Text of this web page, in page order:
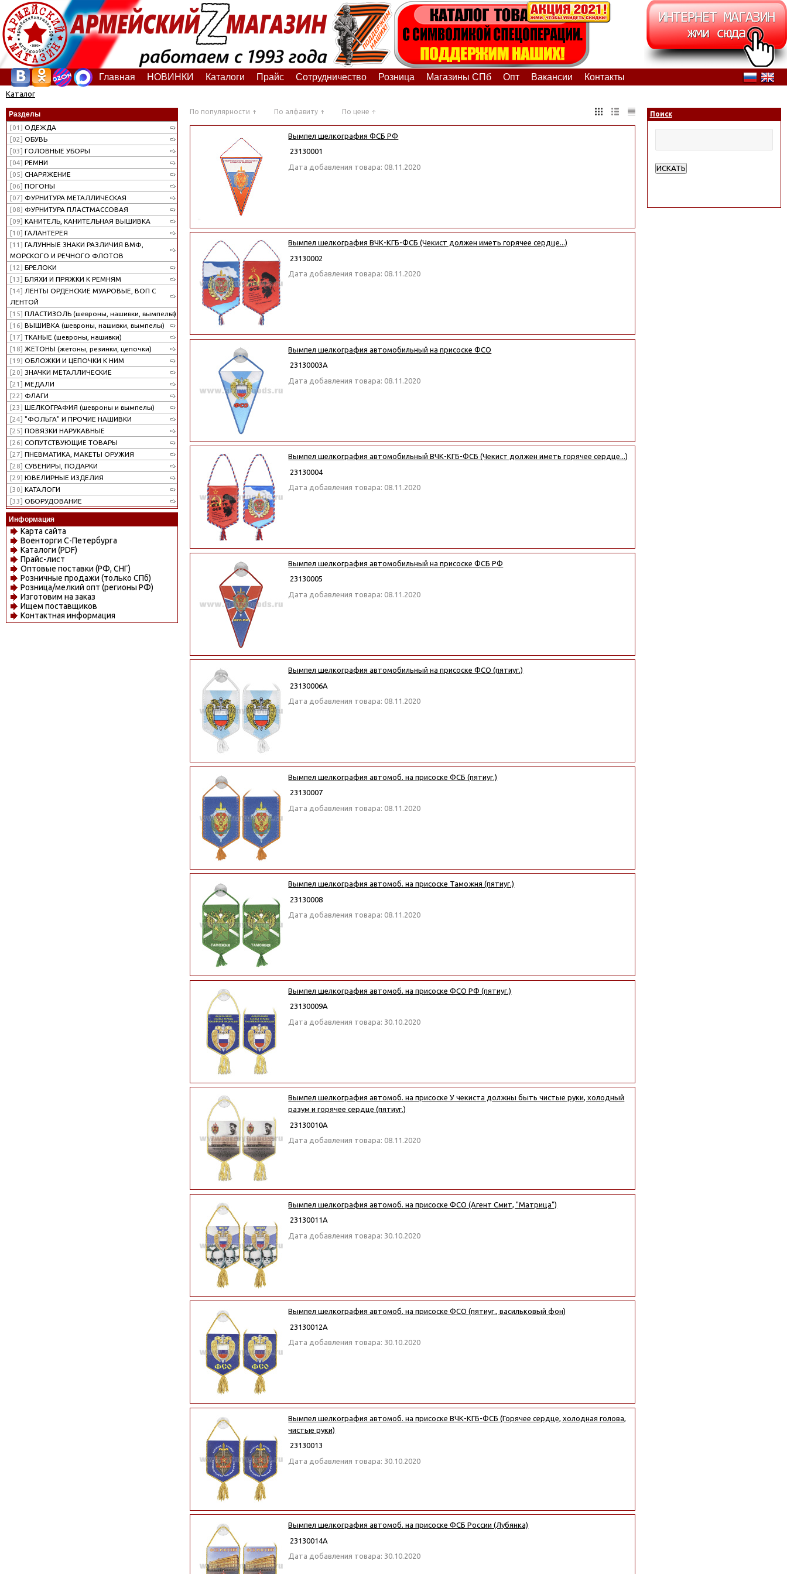
Главная НОВИНКИ Каталоги Прайс Сотрудничество Розница Магазины СПб Опт Вакансии Контакты
Каталог
Разделы
[01] ОДЕЖДА
[02] ОБУВЬ
[03] ГОЛОВНЫЕ УБОРЫ
[04] РЕМНИ
[05] СНАРЯЖЕНИЕ
[06] ПОГОНЫ
[07] ФУРНИТУРА МЕТАЛЛИЧЕСКАЯ
[08] ФУРНИТУРА ПЛАСТМАССОВАЯ
[09] КАНИТЕЛЬ, КАНИТЕЛЬНАЯ ВЫШИВКА
[10] ГАЛАНТЕРЕЯ
[11] ГАЛУННЫЕ ЗНАКИ РАЗЛИЧИЯ ВМФ,
МОРСКОГО И РЕЧНОГО ФЛОТОВ
[12] БРЕЛОКИ
[13] БЛЯХИ И ПРЯЖКИ К РЕМНЯМ
[14] ЛЕНТЫ ОРДЕНСКИЕ МУАРОВЫЕ, ВОП С
ЛЕНТОЙ
[15] ПЛАСТИЗОЛЬ (шевроны, нашивки, вымпелы)
[16] ВЫШИВКА (шевроны, нашивки, вымпелы)
[17] ТКАНЫЕ (шевроны, нашивки)
[18] ЖЕТОНЫ (жетоны, резинки, цепочки)
[19] ОБЛОЖКИ И ЦЕПОЧКИ К НИМ
[20] ЗНАЧКИ МЕТАЛЛИЧЕСКИЕ
[21] МЕДАЛИ
[22] ФЛАГИ
[23] ШЕЛКОГРАФИЯ (шевроны и вымпелы)
[24] "ФОЛЬГА" И ПРОЧИЕ НАШИВКИ
[25] ПОВЯЗКИ НАРУКАВНЫЕ
[26] СОПУТСТВУЮЩИЕ ТОВАРЫ
[27] ПНЕВМАТИКА, МАКЕТЫ ОРУЖИЯ
[28] СУВЕНИРЫ, ПОДАРКИ
[29] ЮВЕЛИРНЫЕ ИЗДЕЛИЯ
[30] КАТАЛОГИ
[33] ОБОРУДОВАНИЕ
Информация
Карта сайта
Военторги С-Петербурга
Каталоги (PDF)
Прайс-лист
Оптовые поставки (РФ, СНГ)
Розничные продажи (только СПб)
Розница/мелкий опт (регионы РФ)
Изготовим на заказ
Ищем поставщиков
Контактная информация
По популярности По алфавиту По цене
Вымпел шелкография ФСБ РФ
23130001
Дата добавления товара: 08.11.2020
Вымпел шелкография ВЧК-КГБ-ФСБ (Чекист должен иметь горячее сердце...)
23130002
Дата добавления товара: 08.11.2020
Вымпел шелкография автомобильный на присоске ФСО
23130003А
Дата добавления товара: 08.11.2020
Вымпел шелкография автомобильный ВЧК-КГБ-ФСБ (Чекист должен иметь горячее сердце...)
23130004
Дата добавления товара: 08.11.2020
Вымпел шелкография автомобильный на присоске ФСБ РФ
23130005
Дата добавления товара: 08.11.2020
Вымпел шелкография автомобильный на присоске ФСО (пятиуг.)
23130006А
Дата добавления товара: 08.11.2020
Вымпел шелкография автомоб. на присоске ФСБ (пятиуг.)
23130007
Дата добавления товара: 08.11.2020
Вымпел шелкография автомоб. на присоске Таможня (пятиуг.)
23130008
Дата добавления товара: 08.11.2020
Вымпел шелкография автомоб. на присоске ФСО РФ (пятиуг.)
23130009А
Дата добавления товара: 30.10.2020
Вымпел шелкография автомоб. на присоске У чекиста должны быть чистые руки, холодный
разум и горячее сердце (пятиуг.)
23130010А
Дата добавления товара: 08.11.2020
Вымпел шелкография автомоб. на присоске ФСО (Агент Смит, "Матрица")
23130011А
Дата добавления товара: 30.10.2020
Вымпел шелкография автомоб. на присоске ФСО (пятиуг., васильковый фон)
23130012А
Дата добавления товара: 30.10.2020
Вымпел шелкография автомоб. на присоске ВЧК-КГБ-ФСБ (Горячее сердце, холодная голова,
чистые руки)
23130013
Дата добавления товара: 30.10.2020
Вымпел шелкография автомоб. на присоске ФСБ России (Лубянка)
23130014А
Дата добавления товара: 30.10.2020
Поиск
ИСКАТЬ